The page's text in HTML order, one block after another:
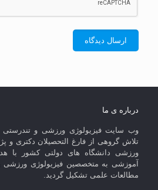
درباره ی ما
تلاش گروهی از فارغ التحصیلان دکتری و
ورزشی دانشگاه های دولتی کشور با
آموزشی به متخصصین فیزیولوژی ورزشی
مطالعات علمی تشکیل گردید.